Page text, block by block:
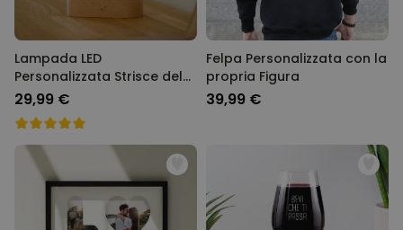
Lampada LED
Personalizzata Strisce del
Film con Foto
29,99 €
Felpa Personalizzata con la
propria Figura
39,99 €